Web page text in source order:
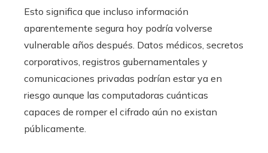
Esto significa que incluso información
aparentemente segura hoy podría volverse
vulnerable años después. Datos médicos, secretos
corporativos, registros gubernamentales y
comunicaciones privadas podrían estar ya en
riesgo aunque las computadoras cuánticas
capaces de romper el cifrado aún no existan
públicamente.